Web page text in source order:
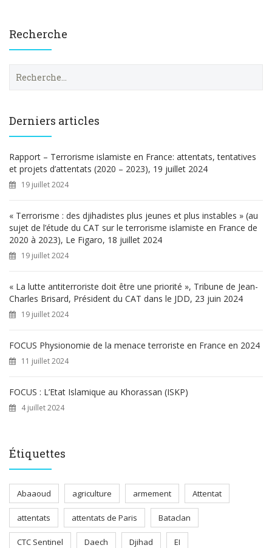
Recherche
e
h
e
r
Derniers articles
Rapport – Terrorisme islamiste en France: attentats, tentatives
et projets d’attentats (2020 – 2023), 19 juillet 2024
19 juillet 2024
« Terrorisme : des djihadistes plus jeunes et plus instables » (au
sujet de l’étude du CAT sur le terrorisme islamiste en France de
2020 à 2023), Le Figaro, 18 juillet 2024
19 juillet 2024
« La lutte antiterroriste doit être une priorité », Tribune de Jean-
Charles Brisard, Président du CAT dans le JDD, 23 juin 2024
19 juillet 2024
FOCUS Physionomie de la menace terroriste en France en 2024
11 juillet 2024
FOCUS : L’Etat Islamique au Khorassan (ISKP)
4 juillet 2024
Étiquettes
Abaaoud agriculture armement Attentat
attentats attentats de Paris Bataclan
CTC Sentinel Daech Djihad EI